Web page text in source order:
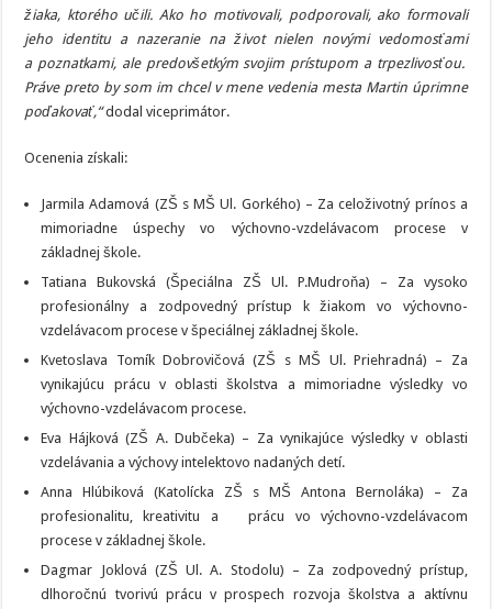
žiaka, ktorého učili. Ako ho motivovali, podporovali, ako formovali
jeho identitu a nazeranie na život nielen novými vedomosťami
a poznatkami, ale predovšetkým svojim prístupom a trpezlivosťou.
Práve preto by som im chcel v mene vedenia mesta Martin úprimne
poďakovať,“dodal viceprimátor.
Ocenenia získali:
Jarmila Adamová (ZŠ s MŠ Ul. Gorkého) – Za celoživotný prínos a
mimoriadne úspechy vo výchovno-vzdelávacom procese v
základnej škole.
Tatiana Bukovská (Špeciálna ZŠ Ul. P.Mudroňa) – Za vysoko
profesionálny a zodpovedný prístup k žiakom vo výchovno-
vzdelávacom procese v špeciálnej základnej škole.
Kvetoslava Tomík Dobrovičová (ZŠ s MŠ Ul. Priehradná) – Za
vynikajúcu prácu v oblasti školstva a mimoriadne výsledky vo
výchovno-vzdelávacom procese.
Eva Hájková (ZŠ A. Dubčeka) – Za vynikajúce výsledky v oblasti
vzdelávania a výchovy intelektovo nadaných detí.
Anna Hlúbiková (Katolícka ZŠ s MŠ Antona Bernoláka) – Za
profesionalitu, kreativitu a prácu vo výchovno-vzdelávacom
procese v základnej škole.
Dagmar Joklová (ZŠ Ul. A. Stodolu) – Za zodpovedný prístup,
dlhoročnú tvorivú prácu v prospech rozvoja školstva a aktívnu